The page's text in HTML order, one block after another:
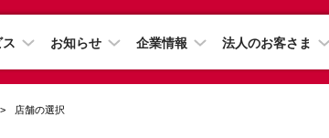
お知らせ 企業情報 法人のお客さま
店舗の選択